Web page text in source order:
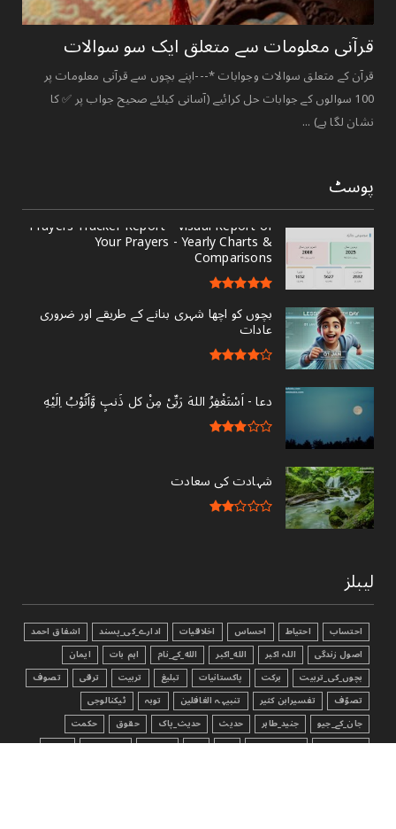
قرآنی ‏معلومات ‏سے ‏متعلق ‏ایک ‏سو ‏سوالات ‏
قرآن کے متعلق سوالات وجوابات *---اپنے بچوں سے قرآنی معلومات پر
100 سوالوں کے جوابات حل کرائیے (آسانی کیلئے صحیح جواب پر ✅ کا
نشان لگا ہے) ...
پوسٹ
Prayers Tracker Report - Visual Report of
Your Prayers - Yearly Charts &
Comparisons
بچوں کو اچھا شہری بنانے کے طریقے اور ضروری
عادات
دعا - ‎اَسْتَغْفِرُ اللهَ رَبِّىْ مِنْ کل ذَنبٍ وَّاَتُوْبُ اِلَيْهِ
شہادت کی سعادت
لیبلز
احتساب احتیاط احساس اخلاقیات ادارے_کی_پسند
اشفاق احمد
اصول زندگی
اللہ اکبر الله_اکبر الله_کے_نام اہم بات
ایمان
بچوں_کی_تربیت
برکت پاکستانیات تبليغ تربیت ترقی
تصوف
تصوّف
تفسیرابن کثیر تنبیہہ الغافلین توبہ
ٹیکنالوجی
جان_کے_جیو
جنید_طاہر حدیث حدیث_پاک حقوق
حکمت
خوش رہیں
درود_شریف دعا ذکر ذکر_الله ذمہ داری
رشتے